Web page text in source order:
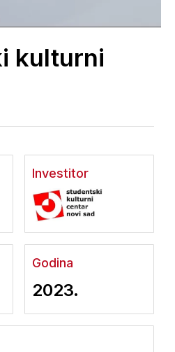
kulturni
Investitor
Godina
2023.